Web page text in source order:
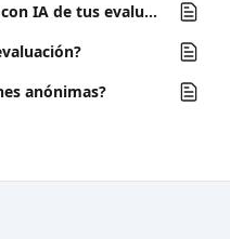
Generar y compartir resumen con IA de tus evaluaciones
anónimas?